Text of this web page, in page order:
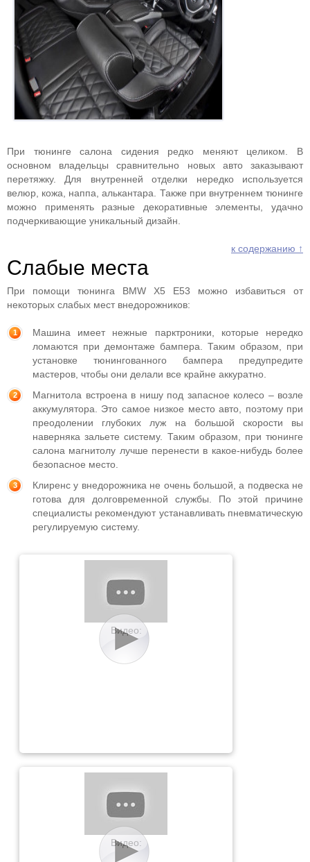
При тюнинге салона сидения редко меняют целиком. В
основном владельцы сравнительно новых авто заказывают
перетяжку. Для внутренней отделки нередко используется
велюр, кожа, наппа, алькантара. Также при внутреннем тюнинге
можно применять разные декоративные элементы, удачно
подчеркивающие уникальный дизайн.
к содержанию ↑
Слабые места
При помощи тюнинга BMW X5 E53 можно избавиться от
некоторых слабых мест внедорожников:
Машина имеет нежные парктроники, которые нередко
ломаются при демонтаже бампера. Таким образом, при
установке тюнингованного бампера предупредите
мастеров, чтобы они делали все крайне аккуратно.
Магнитола встроена в нишу под запасное колесо – возле
аккумулятора. Это самое низкое место авто, поэтому при
преодолении глубоких луж на большой скорости вы
наверняка зальете систему. Таким образом, при тюнинге
салона магнитолу лучше перенести в какое-нибудь более
безопасное место.
Клиренс у внедорожника не очень большой, а подвеска не
готова для долговременной службы. По этой причине
специалисты рекомендуют устанавливать пневматическую
регулируемую систему.
Видео:
Видео: